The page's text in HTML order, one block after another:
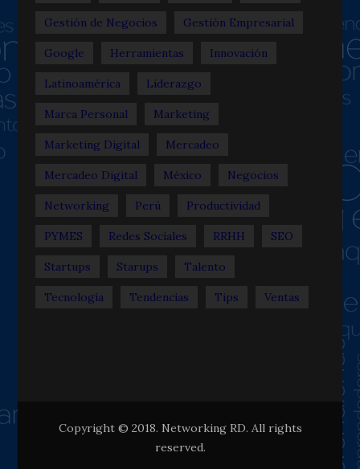
Gestión de Negocios Gestión Empresarial
Google Herramientas Innovación
Latinoamérica Liderazgo
Marca Personal Marketing
Marketing Digital Mercadeo
Mercadeo Digital México Negocios
Networking Perú Productividad
PYMES Redes Sociales RRHH SEO
Startups Starups Talento
Tecnología Tendencias Tips Ventas
Copyright © 2018. Networking RD. All rights
reserved.